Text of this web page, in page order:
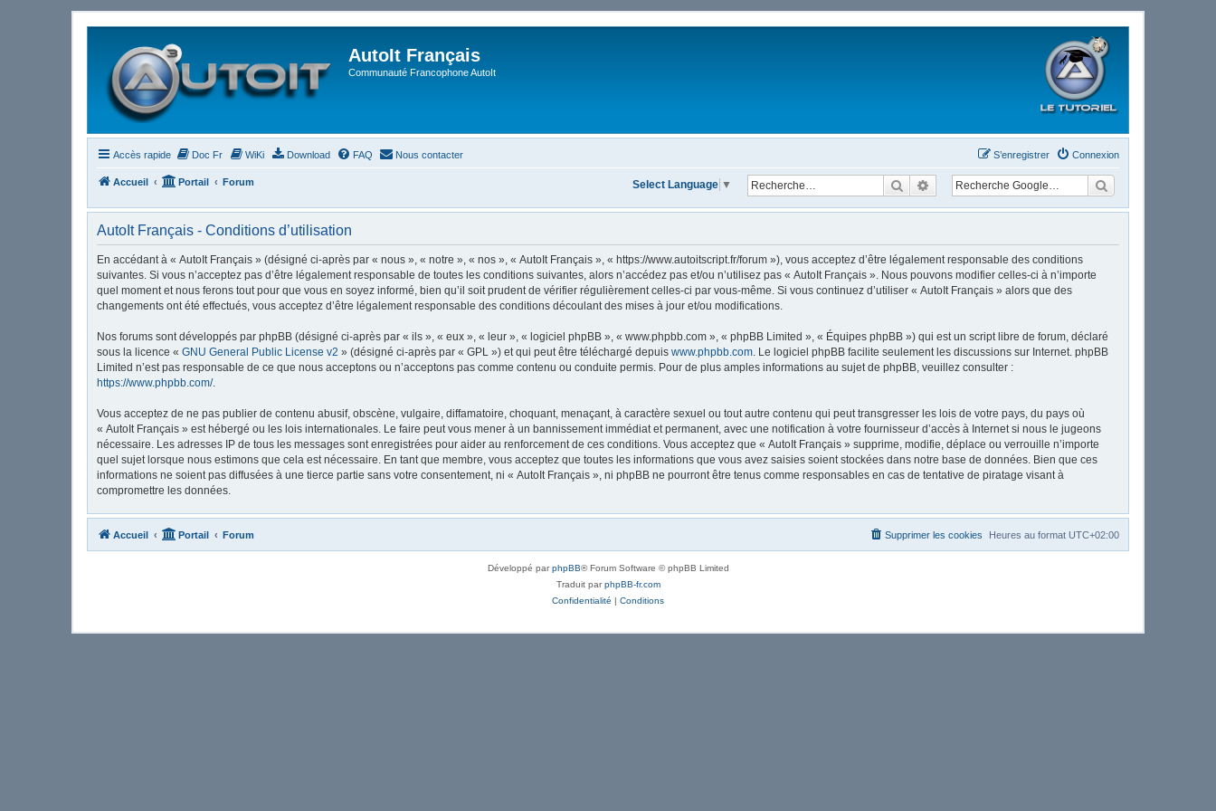
AutoIt Français
Communauté Francophone AutoIt
Accès rapide Doc Fr WiKi Download FAQ Nous contacter Connexion
S’enregistrer
Accueil Portail Forum RechercherRecherche avancée
Select Language ▼
AutoIt Français - Conditions d’utilisation
En accédant à « AutoIt Français » (désigné ci-après par « nous », « notre », « nos », « AutoIt Français », « https://www.autoitscript.fr/forum »), vous acceptez d’être légalement responsable des conditions
suivantes. Si vous n’acceptez pas d’être légalement responsable de toutes les conditions suivantes, alors n’accédez pas et/ou n’utilisez pas « AutoIt Français ». Nous pouvons modifier celles-ci à n’importe
quel moment et nous ferons tout pour que vous en soyez informé, bien qu’il soit prudent de vérifier régulièrement celles-ci par vous-même. Si vous continuez d’utiliser « AutoIt Français » alors que des
changements ont été effectués, vous acceptez d’être légalement responsable des conditions découlant des mises à jour et/ou modifications.
Nos forums sont développés par phpBB (désigné ci-après par « ils », « eux », « leur », « logiciel phpBB », « www.phpbb.com », « phpBB Limited », « Équipes phpBB ») qui est un script libre de forum, déclaré
sous la licence « GNU General Public License v2 » (désigné ci-après par « GPL ») et qui peut être téléchargé depuis www.phpbb.com. Le logiciel phpBB facilite seulement les discussions sur Internet. phpBB
Limited n’est pas responsable de ce que nous acceptons ou n’acceptons pas comme contenu ou conduite permis. Pour de plus amples informations au sujet de phpBB, veuillez consulter :
https://www.phpbb.com/.
Vous acceptez de ne pas publier de contenu abusif, obscène, vulgaire, diffamatoire, choquant, menaçant, à caractère sexuel ou tout autre contenu qui peut transgresser les lois de votre pays, du pays où
« AutoIt Français » est hébergé ou les lois internationales. Le faire peut vous mener à un bannissement immédiat et permanent, avec une notification à votre fournisseur d’accès à Internet si nous le jugeons
nécessaire. Les adresses IP de tous les messages sont enregistrées pour aider au renforcement de ces conditions. Vous acceptez que « AutoIt Français » supprime, modifie, déplace ou verrouille n’importe
quel sujet lorsque nous estimons que cela est nécessaire. En tant que membre, vous acceptez que toutes les informations que vous avez saisies soient stockées dans notre base de données. Bien que ces
informations ne soient pas diffusées à une tierce partie sans votre consentement, ni « AutoIt Français », ni phpBB ne pourront être tenus comme responsables en cas de tentative de piratage visant à
compromettre les données.
Accueil Portail Forum Heures au format UTC+02:00
Supprimer les cookies
Développé parphpBB® Forum Software © phpBB Limited
Traduit parphpBB-fr.com
Confidentialité | Conditions